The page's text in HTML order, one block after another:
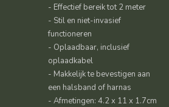
- Effectief bereik tot 2 meter
- Stil en niet-invasief
functioneren
- Oplaadbaar, inclusief
oplaadkabel
- Makkelijk te bevestigen aan
een halsband of harnas
- Afmetingen: 4.2 x 11 x 1.7cm